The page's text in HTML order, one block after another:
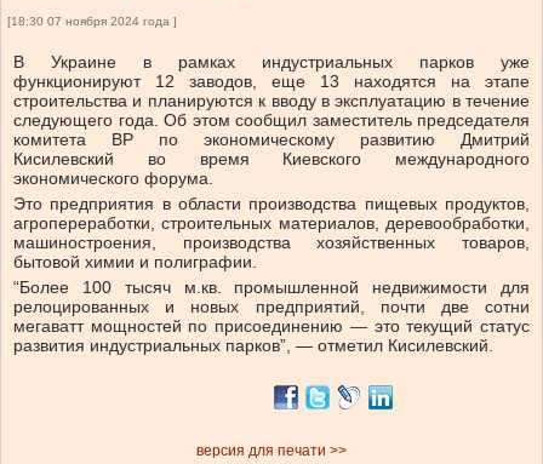
[18:30 07 ноября 2024 года ]
В Украине в рамках индустриальных парков уже
функционируют 12 заводов, еще 13 находятся на этапе
строительства и планируются к вводу в эксплуатацию в течение
следующего года. Об этом сообщил заместитель председателя
комитета ВР по экономическому развитию Дмитрий
Кисилевский во время Киевского международного
экономического форума.
Это предприятия в области производства пищевых продуктов,
агропереработки, строительных материалов, деревообработки,
машиностроения, производства хозяйственных товаров,
бытовой химии и полиграфии.
“Более 100 тысяч м.кв. промышленной недвижимости для
релоцированных и новых предприятий, почти две сотни
мегаватт мощностей по присоединению — это текущий статус
развития индустриальных парков”, — отметил Кисилевский.
версия для печати >>